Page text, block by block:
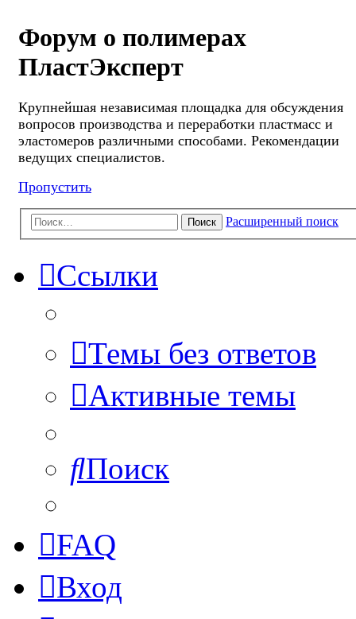
Форум о полимерах
ПластЭксперт
Крупнейшая независимая площадка для обсуждения
вопросов производства и переработки пластмасс и
эластомеров различными способами. Рекомендации
ведущих специалистов.
Пропустить
Поиск Расширенный поиск
Ссылки
Темы без ответов
Активные темы
Поиск
FAQ
Вход